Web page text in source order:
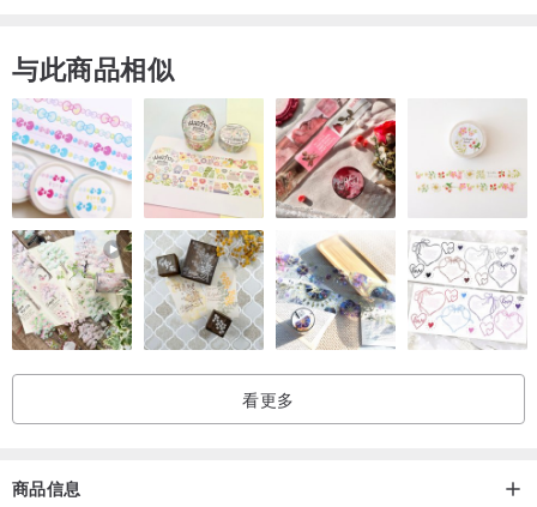
与此商品相似
看更多
商品信息